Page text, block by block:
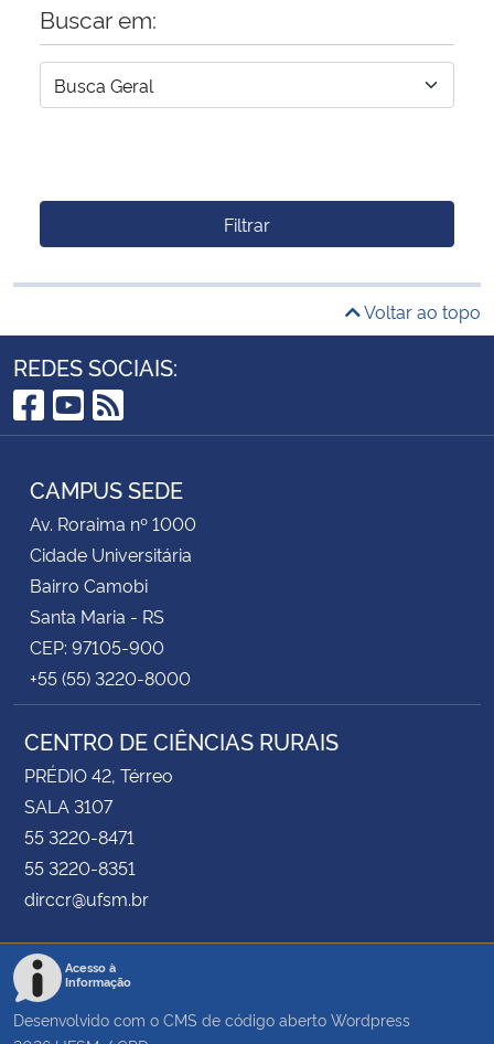
Buscar em:
Filtrar
Voltar ao topo
REDES SOCIAIS:
Facebook
YouTube
RSS
CAMPUS SEDE
Av. Roraima nº 1000
Cidade Universitária
Bairro Camobi
Santa Maria - RS
CEP: 97105-900
+55 (55) 3220-8000
CENTRO DE CIÊNCIAS RURAIS
PRÉDIO 42, Térreo
SALA 3107
55 3220-8471
55 3220-8351
dirccr@ufsm.br
Acesso à
Informação
Desenvolvido com o CMS de código aberto Wordpress